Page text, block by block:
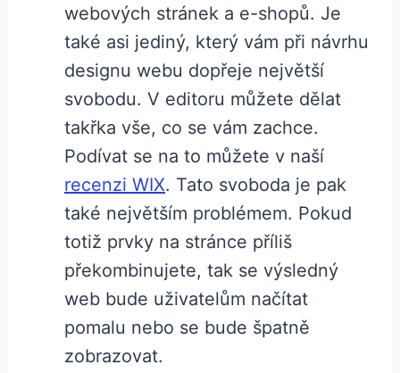
webových stránek a e-shopů. Je
také asi jediný, který vám při návrhu
designu webu dopřeje největší
svobodu. V editoru můžete dělat
takřka vše, co se vám zachce.
Podívat se na to můžete v naší
recenzi WIX. Tato svoboda je pak
také největším problémem. Pokud
totiž prvky na stránce příliš
překombinujete, tak se výsledný
web bude uživatelům načítat
pomalu nebo se bude špatně
zobrazovat.